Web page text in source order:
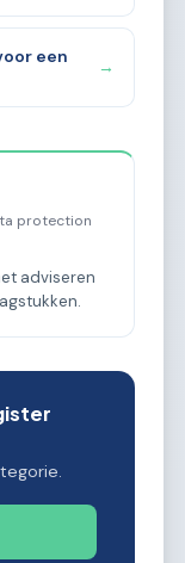
een
→
protection
adviseren